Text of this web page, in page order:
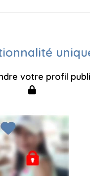
votre profil